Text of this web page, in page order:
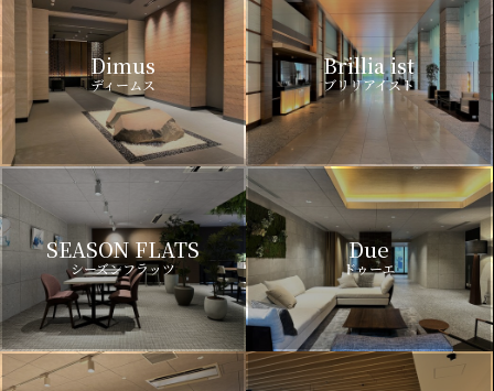
Dimus
ディームス
Brillia ist
ブリリアイスト
SEASON FLATS
シーズンフラッツ
Due
ドゥーエ